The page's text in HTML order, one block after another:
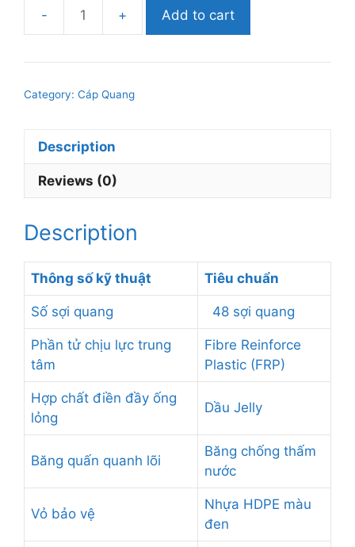
Dây
bao
DU48
quantity
Add to cart
Category: Cáp Quang
Description
Reviews (0)
Description
Thông số kỹ thuật Tiêu chuẩn
Số sợi quang 48 sợi quang
Phần tử chịu lực trung
tâm
Fibre Reinforce
Plastic (FRP)
Hợp chất điền đầy ống
lỏng
Dầu Jelly
Băng quấn quanh lõi
Băng chống thấm
nước
Vỏ bảo vệ
Nhựa HDPE màu
đen